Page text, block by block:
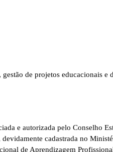
de projetos educacionais
e autorizada pelo Conselho
cadastrada no
de Aprendizagem